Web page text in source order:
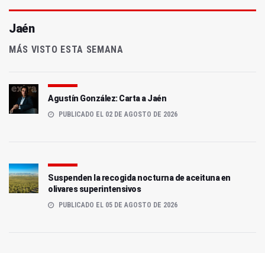
Jaén
MÁS VISTO ESTA SEMANA
Agustín González: Carta a Jaén
PUBLICADO EL 02 DE AGOSTO DE 2026
Suspenden la recogida nocturna de aceituna en
olivares superintensivos
PUBLICADO EL 05 DE AGOSTO DE 2026